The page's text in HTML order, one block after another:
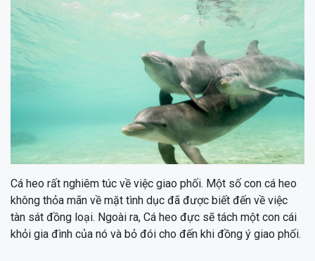
Cá heo rất nghiêm túc về việc giao phối. Một số con cá heo
không thỏa mãn về mặt tình dục đã được biết đến về việc
tàn sát đồng loại. Ngoài ra, Cá heo đực sẽ tách một con cái
khỏi gia đình của nó và bỏ đói cho đến khi đồng ý giao phối.